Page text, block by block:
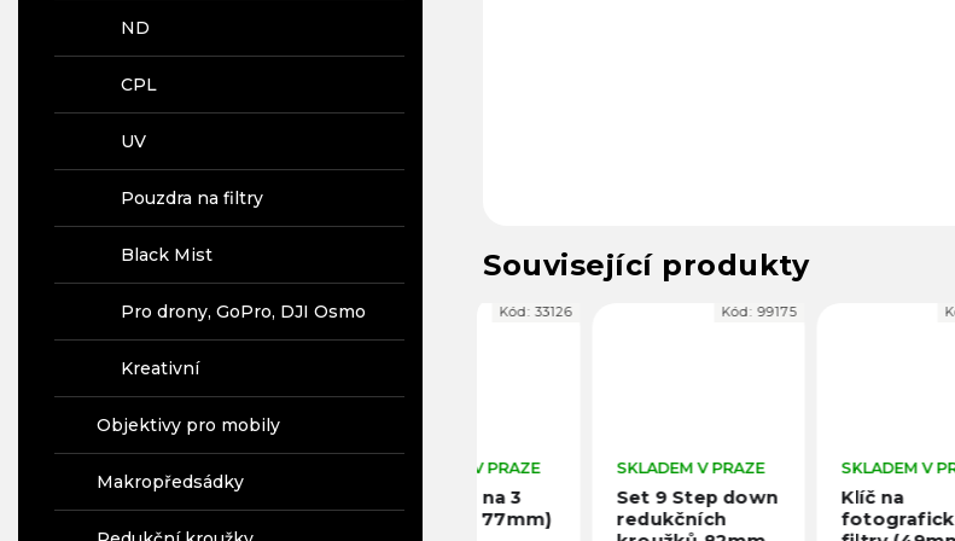
ND
CPL
UV
Pouzdra na filtry
Black Mist
Pro drony, GoPro, DJI Osmo
Kreativní
Objektivy pro mobily
Makropředsádky
Související produkty
9v1 čistící sada
Kód:10463
Set 9 Step down
redukčních
SKLADEM V PRAZE
Klíč na
fotografické
SKLADEM V PRAZE